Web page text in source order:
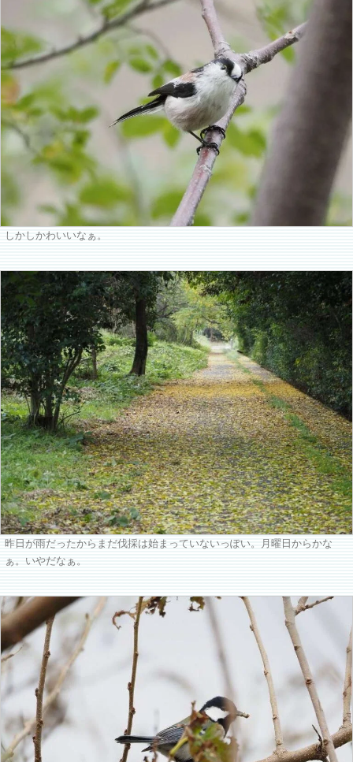
しかしかわいいなぁ。
昨日が雨だったからまだ伐採は始まっていないっぽい。月曜日からかな
ぁ。いやだなぁ。